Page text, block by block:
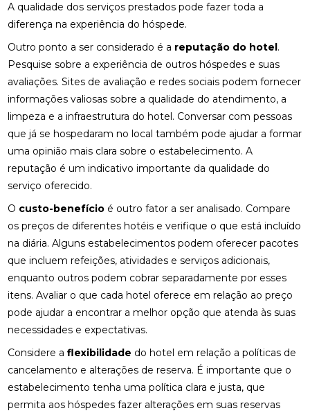
A qualidade dos serviços prestados pode fazer toda a
diferença na experiência do hóspede.
Outro ponto a ser considerado é a reputação do hotel.
Pesquise sobre a experiência de outros hóspedes e suas
avaliações. Sites de avaliação e redes sociais podem fornecer
informações valiosas sobre a qualidade do atendimento, a
limpeza e a infraestrutura do hotel. Conversar com pessoas
que já se hospedaram no local também pode ajudar a formar
uma opinião mais clara sobre o estabelecimento. A
reputação é um indicativo importante da qualidade do
serviço oferecido.
O custo-benefício é outro fator a ser analisado. Compare
os preços de diferentes hotéis e verifique o que está incluído
na diária. Alguns estabelecimentos podem oferecer pacotes
que incluem refeições, atividades e serviços adicionais,
enquanto outros podem cobrar separadamente por esses
itens. Avaliar o que cada hotel oferece em relação ao preço
pode ajudar a encontrar a melhor opção que atenda às suas
necessidades e expectativas.
Considere aflexibilidade do hotel em relação a políticas de
cancelamento e alterações de reserva. É importante que o
estabelecimento tenha uma política clara e justa, que
permita aos hóspedes fazer alterações em suas reservas